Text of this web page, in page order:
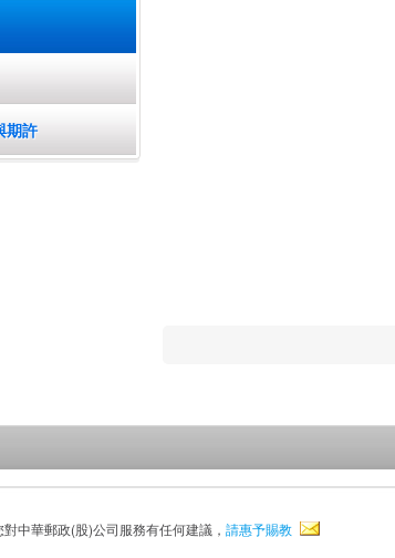
期許
中華郵政(股)公司服務有任何建議， 請惠予賜教